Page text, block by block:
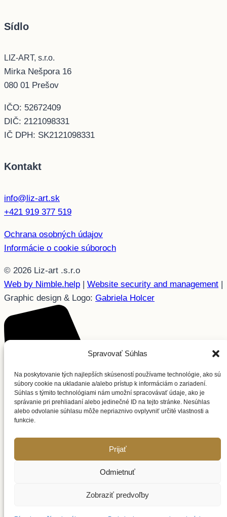
Spravovať Súhlas
Na poskytovanie tých najlepších skúseností používame technológie, ako sú
súbory cookie na ukladanie a/alebo prístup k informáciám o zariadení.
Súhlas s týmito technológiami nám umožní spracovávať údaje, ako je
správanie pri prehliadaní alebo jedinečné ID na tejto stránke. Nesúhlas
alebo odvolanie súhlasu môže nepriaznivo ovplyvniť určité vlastnosti a
funkcie.
Prijať
Odmietnuť
Zobraziť predvoľby
Sídlo
LIZ-ART, s.r.o.
Mirka Nešpora 16
080 01 Prešov
IČO: 52672409
DIČ: 2121098331
IČ DPH: SK2121098331
Kontakt
info@liz-art.sk
+421 919 377 519
Ochrana osobných údajov
Informácie o cookie súboroch
© 2026 Liz-art .s.r.o
Web by Nimble.help | Website security and management |
Graphic design & Logo: Gabriela Holcer